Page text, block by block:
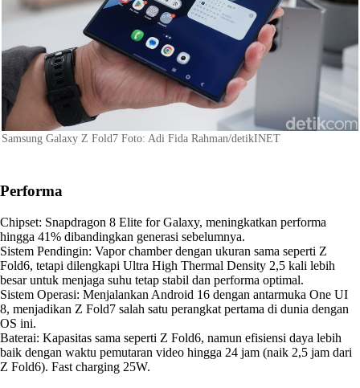
Samsung Galaxy Z Fold7 Foto: Adi Fida Rahman/detikINET
Performa
Chipset: Snapdragon 8 Elite for Galaxy, meningkatkan performa
hingga 41% dibandingkan generasi sebelumnya.
Sistem Pendingin: Vapor chamber dengan ukuran sama seperti Z
Fold6, tetapi dilengkapi Ultra High Thermal Density 2,5 kali lebih
besar untuk menjaga suhu tetap stabil dan performa optimal.
Sistem Operasi: Menjalankan Android 16 dengan antarmuka One UI
8, menjadikan Z Fold7 salah satu perangkat pertama di dunia dengan
OS ini.
Baterai: Kapasitas sama seperti Z Fold6, namun efisiensi daya lebih
baik dengan waktu pemutaran video hingga 24 jam (naik 2,5 jam dari
Z Fold6). Fast charging 25W.